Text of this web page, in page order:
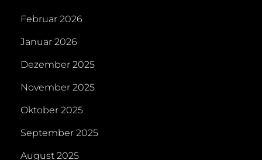
Februar 2026
Januar 2026
Dezember 2025
November 2025
Oktober 2025
September 2025
August 2025